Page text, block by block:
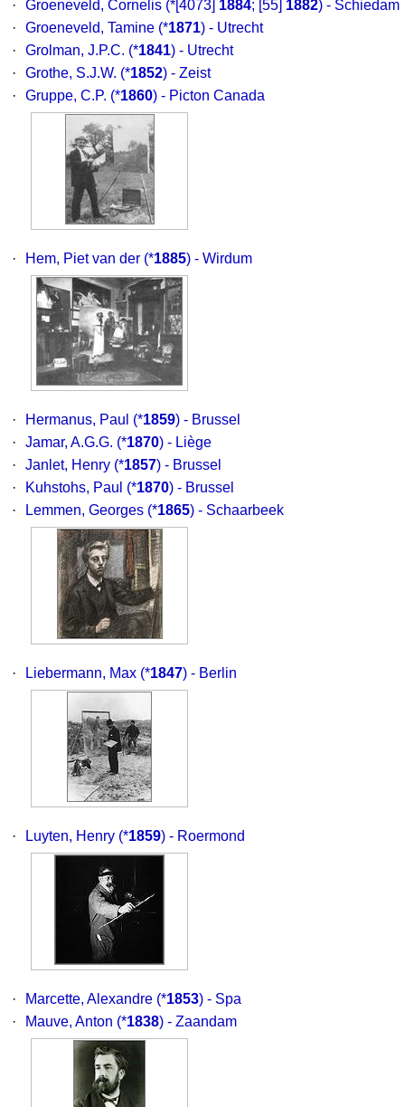
· Groeneveld, Cornelis (*[4073] 1884; [55] 1882) - Schiedam
·
Groeneveld, Tamine (*1871) - Utrecht
·
Grolman, J.P.C. (*1841) - Utrecht
·
Grothe, S.J.W. (*1852) - Zeist
·
Gruppe, C.P. (*1860) - Picton Canada
· Hem, Piet van der (*1885) - Wirdum
· Hermanus, Paul (*1859) - Brussel
·
Jamar, A.G.G. (*1870) - Liège
·
Janlet, Henry (*1857) - Brussel
·
Kuhstohs, Paul (*1870) - Brussel
·
Lemmen, Georges (*1865) - Schaarbeek
· Liebermann, Max (*1847) - Berlin
· Luyten, Henry (*1859) - Roermond
· Marcette, Alexandre (*1853) - Spa
·
Mauve, Anton (*1838) - Zaandam